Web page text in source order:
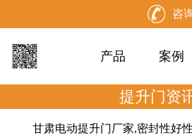
咨
产品 案例
提升门资
甘肃电动提升门厂家,密封性好